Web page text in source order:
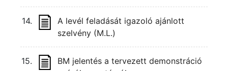
14.
A levél feladását igazoló ajánlott
szelvény (M.L.)
15.
BM jelentés a tervezett demonstráció